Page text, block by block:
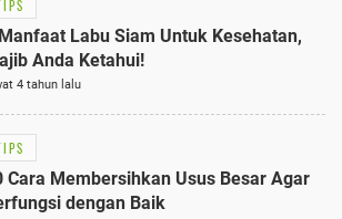
Labu Siam Untuk Kesehatan,
Anda Ketahui!
4 tahun lalu
Cara Membersihkan Usus Besar Agar
dengan Baik